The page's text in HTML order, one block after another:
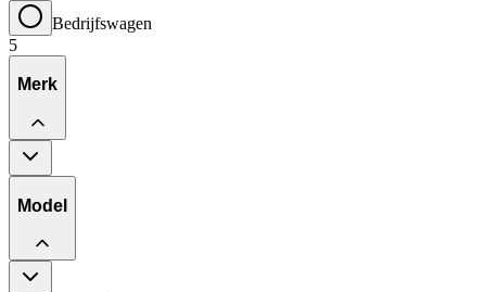
Bedrijfswagen
5
Merk
Model